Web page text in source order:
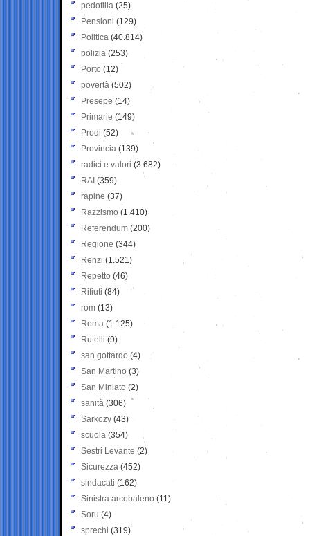
pedofilia (25)
Pensioni (129)
Politica (40.814)
polizia (253)
Porto (12)
povertà (502)
Presepe (14)
Primarie (149)
Prodi (52)
Provincia (139)
radici e valori (3.682)
RAI (359)
rapine (37)
Razzismo (1.410)
Referendum (200)
Regione (344)
Renzi (1.521)
Repetto (46)
Rifiuti (84)
rom (13)
Roma (1.125)
Rutelli (9)
san gottardo (4)
San Martino (3)
San Miniato (2)
sanità (306)
Sarkozy (43)
scuola (354)
Sestri Levante (2)
Sicurezza (452)
sindacati (162)
Sinistra arcobaleno (11)
Soru (4)
sprechi (319)